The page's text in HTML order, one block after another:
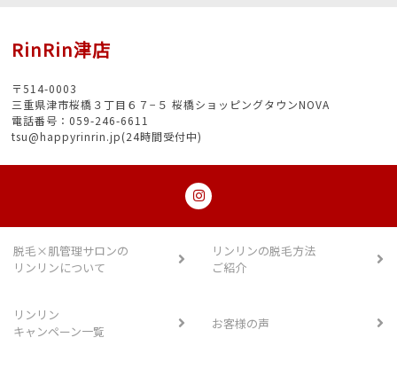
RinRin津店
〒514-0003
三重県津市桜橋３丁目６７−５ 桜橋ショッピングタウンNOVA
電話番号：059-246-6611
tsu@happyrinrin.jp(24時間受付中)
脱毛×肌管理サロンの
リンリンについて
リンリンの脱毛方法
ご紹介
リンリン
キャンペーン一覧
お客様の声